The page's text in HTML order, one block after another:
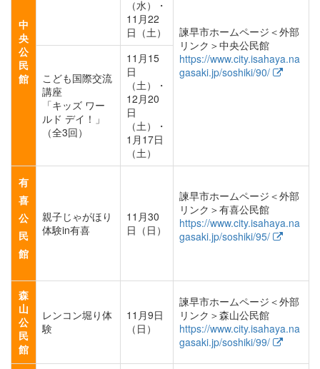
中
央
公
民
館
（水）・
11月22
日（土）
諫早市ホームページ＜外部
リンク＞中央公民館
https://www.city.isahaya.na
gasaki.jp/soshiki/90/
こども国際交流
講座
「キッズ ワー
ルド デイ！」
（全3回）
11月15
日
（土）・
12月20
日
（土）・
1月17日
（土）
有
喜
公
民
館
親子じゃがほり
体験in有喜
11月30
日（日）
諫早市ホームページ＜外部
リンク＞有喜公民館
https://www.city.isahaya.na
gasaki.jp/soshiki/95/
森
山
公
民
館
レンコン堀り体
験
11月9日
（日）
諫早市ホームページ＜外部
リンク＞森山公民館
https://www.city.isahaya.na
gasaki.jp/soshiki/99/